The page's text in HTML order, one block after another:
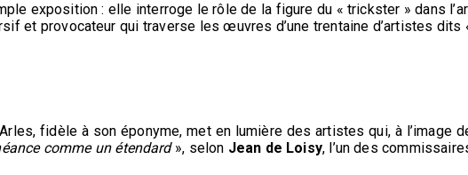
exposition : elle interroge le rôle de la figure du « trickster » dans
et provocateur qui traverse les œuvres d’une trentaine d’artistes dits
fidèle à son éponyme, met en lumière des artistes qui, à l’image
comme un étendard», selon Jean de Loisy, l’un des